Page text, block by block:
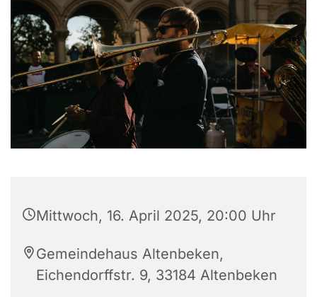
Mittwoch, 16. April 2025, 20:00 Uhr
Gemeindehaus Altenbeken,
Eichendorffstr. 9, 33184 Altenbeken